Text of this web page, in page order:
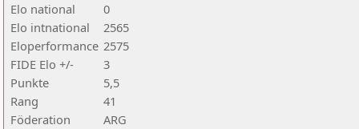
Elo national
0
Elo intnational
2565
Eloperformance 2575
FIDE Elo +/-
3
Punkte
5,5
Rang
41
Föderation
ARG